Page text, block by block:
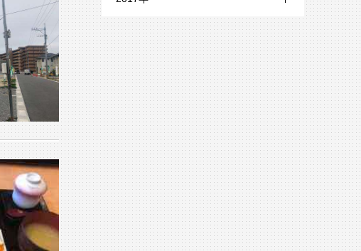
2月 (2)
1月 (2)
3月 (10)
2月 (8)
1月 (6)
4月 (7)
3月 (5)
2月 (6)
1月 (10)
6月 (3)
5月 (8)
4月 (17)
3月 (16)
2月 (18)
1月 (20)
7月 (19)
6月 (21)
5月 (18)
4月 (18)
3月 (17)
2月 (21)
1月 (14)
8月 (18)
7月 (24)
6月 (25)
5月 (22)
4月 (25)
3月 (23)
2月 (23)
9月 (21)
8月 (16)
7月 (24)
6月 (22)
5月 (20)
4月 (23)
3月 (23)
11月 (29)
10月 (26)
9月 (24)
8月 (29)
7月 (26)
6月 (11)
5月 (7)
12月 (13)
11月 (10)
10月 (13)
9月 (18)
8月 (14)
7月 (15)
6月 (23)